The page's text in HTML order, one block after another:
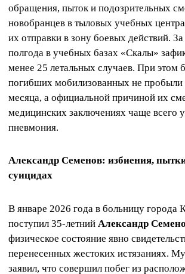
обращения, пыток и подозрительных
новобранцев в тыловых учебных
их отправки в зону боевых действий.
полгода в учебных базах «Скалы»
менее 25 летальных случаев. При этом
погибших мобилизованных не пробыли
месяца, а официальной причиной их
медицинских заключениях чаще всего
пневмония.
Александр Семенов: избиения,
суицидах
В январе 2026 года в больницу города
поступил 35-летний Александр
физическое состояние явно
перенесенных жестоких истязаниях.
заявил, что совершил побег из